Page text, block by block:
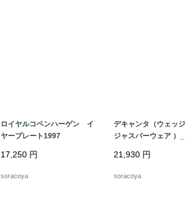
ロイヤルコペンハーゲン イ
ヤープレート1997
17,250 円
soracoya
デキャンタ（ウェッ
ジャスパーウェア ）_
21,930円
soracoya